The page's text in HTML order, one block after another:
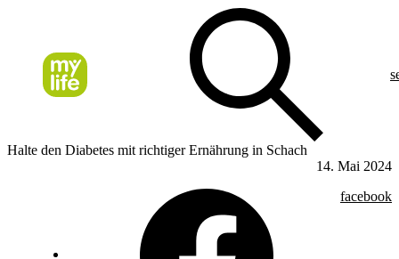
Halte den Diabetes mit richtiger Ernährung in Schach
14. Mai 2024
facebook